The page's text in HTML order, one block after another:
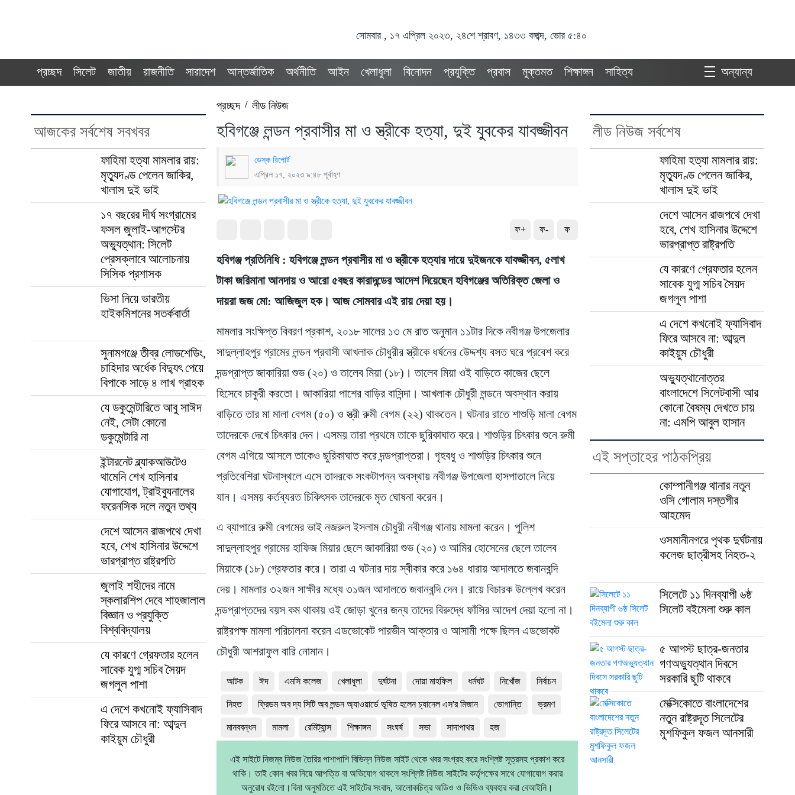
সোমবার , ১৭ এপ্রিল ২০২৩, ২৪শে শ্রাবণ, ১৪৩৩ বঙ্গাব্দ, ভোর ৫:৪০
প্রচ্ছদ সিলেট জাতীয় রাজনীতি সারাদেশ আন্তর্জাতিক অর্থনীতি আইন খেলাধুলা বিনোদন প্রযুক্তি প্রবাস মুক্তমত শিক্ষাঙ্গন সাহিত্য অন্যান্য
আজকের সর্বশেষ সবখবর
ফাহিমা হত্যা মামলার রায়:
মৃত্যুদণ্ড পেলেন জাকির,
খালাস দুই ভাই
১৭ বছরের দীর্ঘ সংগ্রামের
ফসল জুলাই-আগস্টের
অভ্যুত্থান: সিলেট
প্রেসক্লাবে আলোচনায়
সিসিক প্রশাসক
ভিসা নিয়ে ভারতীয়
হাইকমিশনের সতর্কবার্তা
সুনামগঞ্জে তীব্র লোডশেডিং,
চাহিদার অর্ধেক বিদ্যুৎ পেয়ে
বিপাকে সাড়ে ৪ লাখ গ্রাহক
যে ডকুমেন্টারিতে আবু সাঈদ
নেই, সেটা কোনো
ডকুমেন্টারি না
ইন্টারনেট ব্ল্যাকআউটেও
থামেনি শেখ হাসিনার
যোগাযোগ, ট্রাইব্যুনালের
ফরেনসিক দলে নতুন তথ্য
দেশে আসেন রাজপথে দেখা
হবে, শেখ হাসিনার উদ্দেশে
ভারপ্রাপ্ত রাষ্ট্রপতি
জুলাই শহীদের নামে
স্কলারশিপ দেবে শাহজালাল
বিজ্ঞান ও প্রযুক্তি
বিশ্ববিদ্যালয়
যে কারণে গ্রেফতার হলেন
সাবেক যুগ্ম সচিব সৈয়দ
জগলুল পাশা
এ দেশে কখনোই ফ্যাসিবাদ
ফিরে আসবে না: আব্দুল
কাইয়ুম চৌধুরী
প্রচ্ছদ/লীড নিউজ
হবিগঞ্জে লন্ডন প্রবাসীর মা ও স্ত্রীকে হত্যা, দুই যুবকের যাবজ্জীবন
ডেস্ক রিপোর্ট
এপ্রিল ১৭, ২০২৩ ৯:৪৮ পূর্বাহ্ণ
ফ+ ফ- ফ
হবিগঞ্জ প্রতিনিধি : হবিগঞ্জে লন্ডন প্রবাসীর মা ও স্ত্রীকে হত্যার দায়ে দুইজনকে যাবজ্জীবন, ৫লাখ
টাকা জরিমানা আনদায় ও আরো ৫বছর কারাদন্ডের আদেশ দিয়েছেন হবিগঞ্জের অতিরিক্ত জেলা ও
দায়রা জজ মো: আজিজুল হক। আজ সোমবার এই রায় দেয়া হয়।
মামলার সংক্ষিপ্ত বিবরণ প্রকাশ, ২০১৮ সালের ১৩ মে রাত অনুমান ১১টার দিকে নবীগঞ্জ উপজেলার
সাদুল্লাহপুর গ্রামের লন্ডন প্রবাসী আখলাক চৌধুরীর স্ত্রীকে ধর্ষনের উেদ্দশ্য বসত ঘরে প্রবেশ করে
দন্ডপ্রাপ্ত জাকারিয়া শুভ (২০) ও তালেব মিয়া (১৮)। তালেব মিয়া ওই বাড়িতে কাজের ছেলে
হিসেবে চাকুরী করতো। জাকারিয়া পাশের বাড়ির বাসিন্দা। আখলাক চৌধুরী লন্ডনে অবস্থান করায়
বাড়িতে তার মা মালা বেগম (৫০) ও স্ত্রী রুমী বেগম (২২) থাকতেন। ঘটনার রাতে শাশুড়ি মালা বেগম
তাদেরকে দেখে চিৎকার দেন। এসময় তারা প্রথমে তাকে ছুরিকাঘাত করে। শাশুড়ির চিৎকার শুনে রুমী
বেগম এগিয়ে আসলে তাকেও ছুরিকাঘাত করে দন্ডপ্রাপ্তরা। গৃহবধু ও শাশুড়ির চিৎকার শুনে
প্রতিবেশিরা ঘটনাস্থলে এসে তাদরকে সংকটাপন্ন অবস্থায় নবীগঞ্জ উপজেলা হাসপাতালে নিয়ে
যান। এসময় কর্তব্যরত চিকিৎসক তাদেরকে মৃত ঘোষনা করেন।
এ ব্যাপারে রুমী বেগমের ভাই নজরুল ইসলাম চৌধুরী নবীগঞ্জ থানায় মামলা করেন। পুলিশ
সাদুল্লাহপুর গ্রামের হাফিজ মিয়ার ছেলে জাকারিয়া শুভ (২০) ও আমির হোসেনের ছেলে তালেব
মিয়াকে (১৮) গ্রেফতার করে। তারা এ ঘটনার দায় স্বীকার করে ১৬৪ ধারায় আদালতে জবানবন্দি
দেয়। মামলার ৩২জন সাক্ষীর মধ্যে ৩১জন আদালতে জবানবন্দি দেন। রায়ে বিচারক উল্লেখ করেন
দন্ডপ্রাপ্তদের বয়স কম থাকায় ওই জোড়া খুনের জন্য তাদের বিরুদ্ধে ফাঁসির আদেশ দেয়া হলো না।
রাষ্ট্রপক্ষ মামলা পরিচালনা করেন এডভোকেট পারভীন আক্তার ও আসামী পক্ষে ছিলন এডভোকট
চৌধুরী আশরাফুল বারি নোমান।
আটক ঈদ এমসি কলেজ খেলাধুলা দুর্ঘটনা দোয়া মাহফিল ধর্মঘট নিখোঁজ নির্বাচন
নিহত ফ্রিডম অব দ্য সিটি অব লন্ডন অ্যাওয়ার্ডে ভূষিত হলেন চ্যানেল এস'র মিজান ভোগান্তি ভ্রমণ
মানববন্ধন মামলা রেমিট্যান্স শিক্ষাঙ্গন সংঘর্ষ সভা সাদাপাথর হজ
এই সাইটে নিজম্ব নিউজ তৈরির পাশাপাশি বিভিন্ন নিউজ সাইট থেকে খবর সংগ্রহ করে সংশ্লিষ্ট সূত্রসহ প্রকাশ করে
থাকি। তাই কোন খবর নিয়ে আপত্তি বা অভিযোগ থাকলে সংশ্লিষ্ট নিউজ সাইটের কর্তৃপক্ষের সাথে যোগাযোগ করার
অনুরোধ রইলো।বিনা অনুমতিতে এই সাইটের সংবাদ, আলোকচিত্র অডিও ও ভিডিও ব্যবহার করা বেআইনি।
লীড নিউজ সর্বশেষ
ফাহিমা হত্যা মামলার রায়:
মৃত্যুদণ্ড পেলেন জাকির,
খালাস দুই ভাই
দেশে আসেন রাজপথে দেখা
হবে, শেখ হাসিনার উদ্দেশে
ভারপ্রাপ্ত রাষ্ট্রপতি
যে কারণে গ্রেফতার হলেন
সাবেক যুগ্ম সচিব সৈয়দ
জগলুল পাশা
এ দেশে কখনোই ফ্যাসিবাদ
ফিরে আসবে না: আব্দুল
কাইয়ুম চৌধুরী
অভ্যুত্থানোত্তর
বাংলাদেশে সিলেটবাসী আর
কোনো বৈষম্য দেখতে চায়
না: এমপি আবুল হাসান
এই সপ্তাহের পাঠকপ্রিয়
কোম্পানীগঞ্জ থানার নতুন
ওসি গোলাম দস্তগীর
আহমেদ
ওসমানীনগরে পৃথক দুর্ঘটনায়
কলেজ ছাত্রীসহ নিহত-২
সিলেটে ১১ দিনব্যাপী ৬ষ্ঠ
সিলেট বইমেলা শুরু কাল
৫ আগস্ট ছাত্র-জনতার
গণঅভ্যুত্থান দিবসে
সরকারি ছুটি থাকবে
মেক্সিকোতে বাংলাদেশের
নতুন রাষ্ট্রদূত সিলেটের
মুশফিকুল ফজল আনসারী